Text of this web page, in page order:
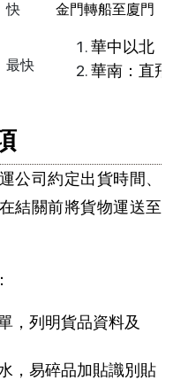
快 金門轉船至廈門
最快
華中以北：
華南：直飛
公司約定出貨時間、
結關前將貨物運送至
，列明貨品資料及
，易碎品加貼識別貼